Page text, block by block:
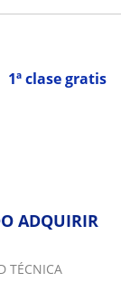
1ª clase gratis
ADQUIRIR
TÉCNICA